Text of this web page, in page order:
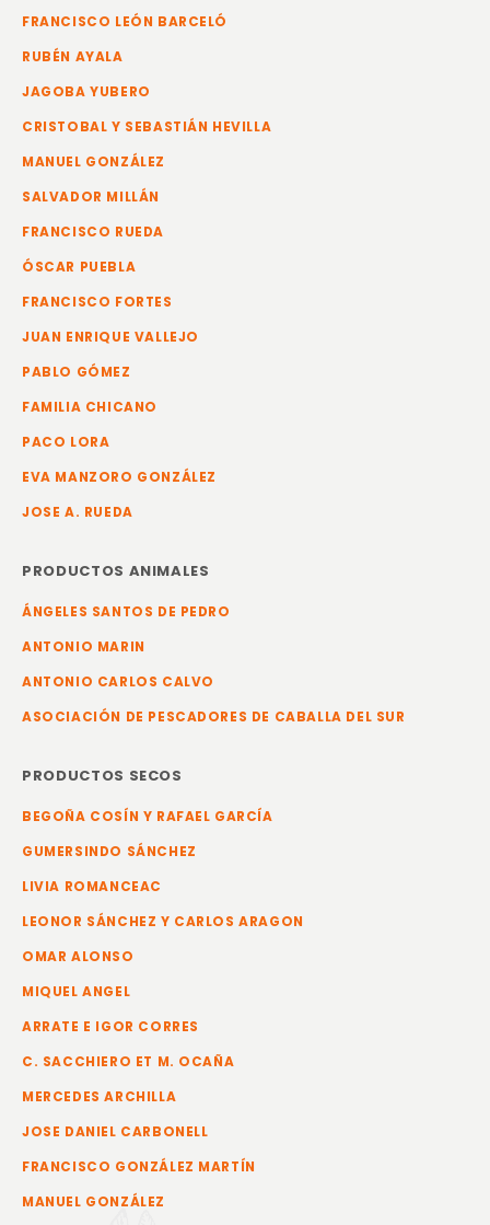
FRANCISCO LEÓN BARCELÓ
RUBÉN AYALA
JAGOBA YUBERO
CRISTOBAL Y SEBASTIÁN HEVILLA
MANUEL GONZÁLEZ
SALVADOR MILLÁN
FRANCISCO RUEDA
ÓSCAR PUEBLA
FRANCISCO FORTES
JUAN ENRIQUE VALLEJO
PABLO GÓMEZ
FAMILIA CHICANO
PACO LORA
EVA MANZORO GONZÁLEZ
JOSE A. RUEDA
PRODUCTOS ANIMALES
ÁNGELES SANTOS DE PEDRO
ANTONIO MARIN
ANTONIO CARLOS CALVO
ASOCIACIÓN DE PESCADORES DE CABALLA DEL SUR
PRODUCTOS SECOS
BEGOÑA COSÍN Y RAFAEL GARCÍA
GUMERSINDO SÁNCHEZ
LIVIA ROMANCEAC
LEONOR SÁNCHEZ Y CARLOS ARAGON
OMAR ALONSO
MIQUEL ANGEL
ARRATE E IGOR CORRES
C. SACCHIERO ET M. OCAÑA
MERCEDES ARCHILLA
JOSE DANIEL CARBONELL
FRANCISCO GONZÁLEZ MARTÍN
MANUEL GONZÁLEZ